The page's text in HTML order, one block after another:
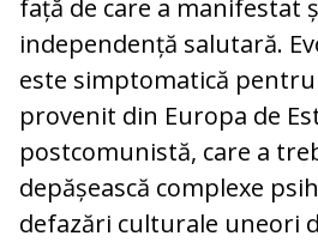
față de care a manifestat
independență salutară.
este simptomatică
provenit din Europa de
postcomunistă, care a
depășească complexe
defazări culturale uneori